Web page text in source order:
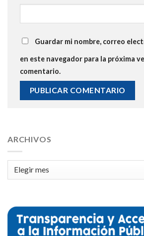
Guardar mi nombre, correo
en este navegador para la próxima
comentario.
ARCHIVOS
Archivos